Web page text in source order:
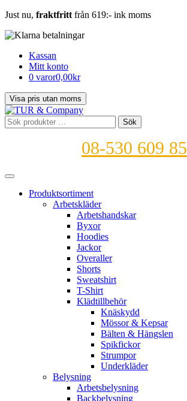
Just nu, fraktfritt från 619:- ink moms
Kassan
Mitt konto
0 varor0,00kr
Sök
efter:
Sök
08-530 609 85
Produktsortiment
Arbetskläder
Arbetshandskar
Byxor
Hoodies
Jackor
Overaller
Shorts
Sweatshirt
T-Shirt
Klädtillbehör
Knäskydd
Mössor & Kepsar
Bälten & Hängslen
Spikfickor
Strumpor
Underkläder
Belysning
Arbetsbelysning
Backbelysning